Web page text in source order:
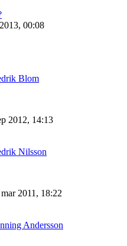
00:08
Blom
2012, 14:13
Nilsson
2011, 18:22
Andersson